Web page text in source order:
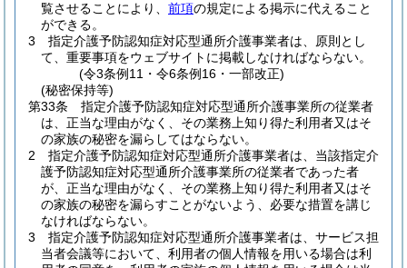
覧させることにより、 前項の規定による掲示に代えること
ができる。
3
指定介護予防認知症対応型通所介護事業者は、原則とし
て、重要事項をウェブサイトに掲載しなければならない。
(令3条例11・令6条例16・一部改正)
(秘密保持等)
第33条
指定介護予防認知症対応型通所介護事業所の従業者
は、正当な理由がなく、その業務上知り得た利用者又はそ
の家族の秘密を漏らしてはならない。
2
指定介護予防認知症対応型通所介護事業者は、当該指定介
護予防認知症対応型通所介護事業所の従業者であった者
が、正当な理由がなく、その業務上知り得た利用者又はそ
の家族の秘密を漏らすことがないよう、必要な措置を講じ
なければならない。
3
指定介護予防認知症対応型通所介護事業者は、サービス担
当者会議等において、利用者の個人情報を用いる場合は利